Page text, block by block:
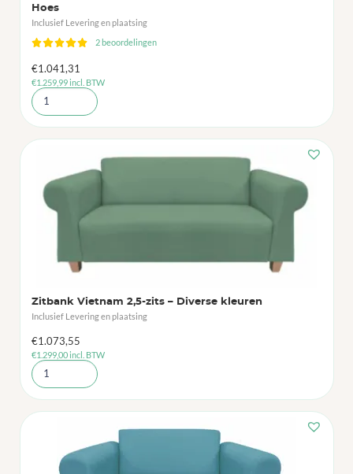
Hoes
Inclusief Levering en plaatsing
2 beoordelingen
€1.041,31
€1.259,99incl. BTW
Zitbank Vietnam 2,5-zits – Diverse kleuren
Inclusief Levering en plaatsing
€1.073,55
€1.299,00incl. BTW